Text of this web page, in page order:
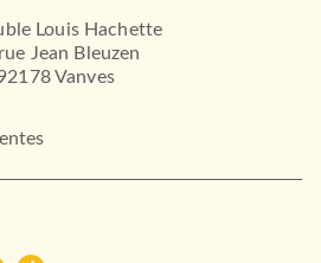
Louis Hachette
Jean Bleuzen
Vanves